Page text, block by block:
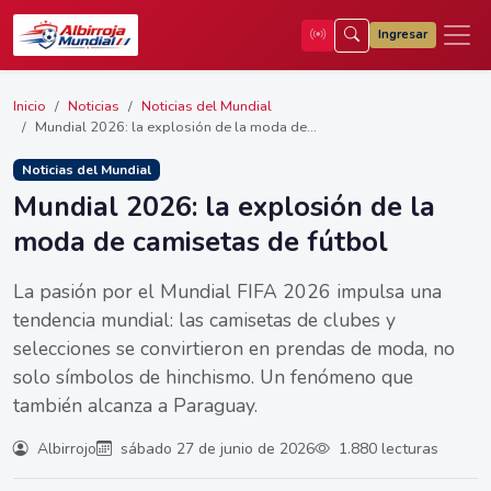
Ingresar
Inicio Noticias
Noticias del Mundial
Mundial 2026: la explosión de la moda de...
Noticias del Mundial
Mundial 2026: la explosión de la
moda de camisetas de fútbol
La pasión por el Mundial FIFA 2026 impulsa una
tendencia mundial: las camisetas de clubes y
selecciones se convirtieron en prendas de moda, no
solo símbolos de hinchismo. Un fenómeno que
también alcanza a Paraguay.
Albirrojo sábado 27 de junio de 2026 1.880 lecturas